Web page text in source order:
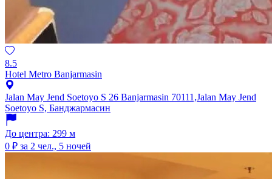
8.5
Hotel Metro Banjarmasin
Jalan May Jend Soetoyo S 26 Banjarmasin 70111,Jalan May Jend
Soetoyo S, Банджармасин
До центра: 299 м
0 ₽ за 2 чел., 5 ночей